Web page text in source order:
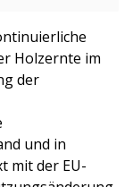
Holzernte im
der
und in
mit der EU-